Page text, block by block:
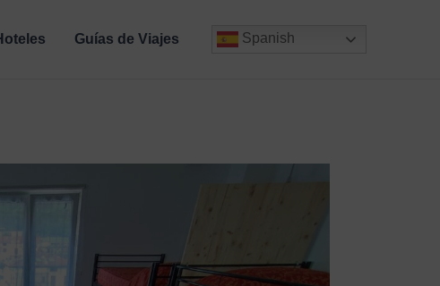
Guías de Viajes Spanish